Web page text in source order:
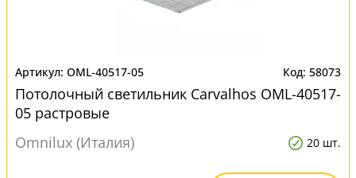
OML-40517-05 58073
Потолочный светильник Carvalhos OML-40517-
05 растровые
Omnilux (Италия)
20 шт.